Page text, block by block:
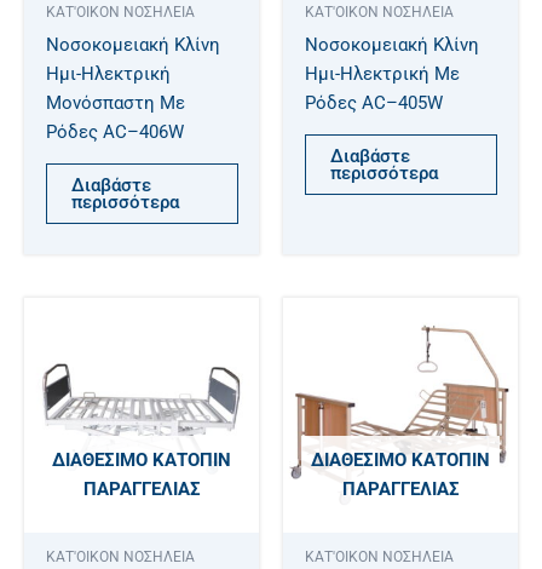
ΚΑΤ'ΟΙΚΟΝ ΝΟΣΗΛΕΙΑ
Νοσοκομειακή Κλίνη
Ημι-Ηλεκτρική
Μονόσπαστη Με
Ρόδες AC–406W
Διαβάστε
περισσότερα
ΚΑΤ'ΟΙΚΟΝ ΝΟΣΗΛΕΙΑ
Νοσοκομειακή Κλίνη
Ημι-Ηλεκτρική Με
Ρόδες AC–405W
Διαβάστε
περισσότερα
ΔΙΑΘΈΣΙΜΟ ΚΑΤΌΠΙΝ
ΠΑΡΑΓΓΕΛΊΑΣ
ΚΑΤ'ΟΙΚΟΝ ΝΟΣΗΛΕΙΑ
ΔΙΑΘΈΣΙΜΟ ΚΑΤΌΠΙΝ
ΠΑΡΑΓΓΕΛΊΑΣ
ΚΑΤ'ΟΙΚΟΝ ΝΟΣΗΛΕΙΑ